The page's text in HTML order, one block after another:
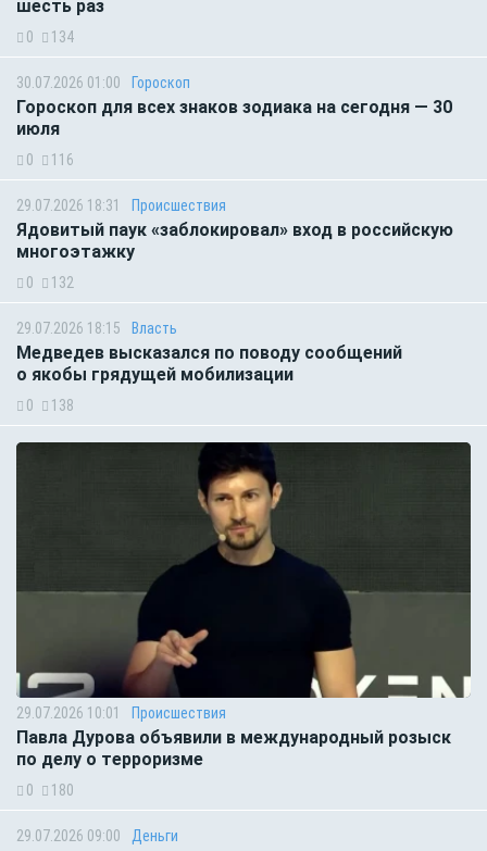
шесть раз
0 134
30.07.2026 01:00 Гороскоп
Гороскоп для всех знаков зодиака на сегодня — 30
июля
0 116
29.07.2026 18:31 Происшествия
Ядовитый паук «заблокировал» вход в российскую
многоэтажку
0 132
29.07.2026 18:15 Власть
Медведев высказался по поводу сообщений
о якобы грядущей мобилизации
0 138
29.07.2026 10:01 Происшествия
Павла Дурова объявили в международный розыск
по делу о терроризме
0 180
29.07.2026 09:00 Деньги